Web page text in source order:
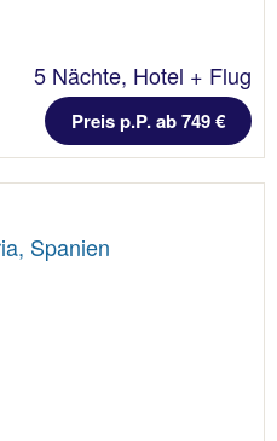
5 Nächte, Hotel + Flug
Preis p.P. ab 749 €
Spanien